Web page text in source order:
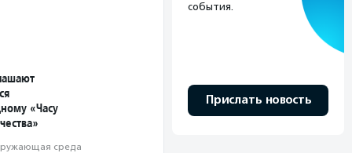
«Часу
среда
события.
Прислать новость